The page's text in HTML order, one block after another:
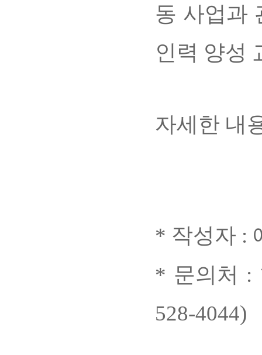
동 사업과
인력 양성
자세한 내
* 작성자 :
* 문의처 :
528-4044)